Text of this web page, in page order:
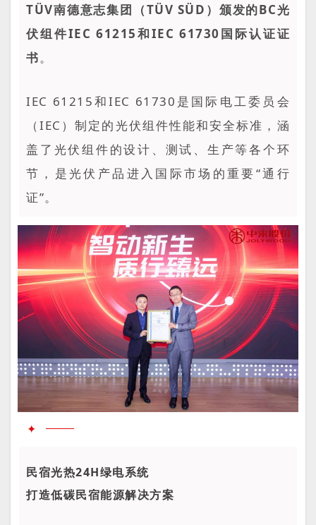
TÜV南德意志集团（TÜV SÜD）颁发的BC光
伏组件IEC 61215和IEC 61730国际认证证
书。
IEC 61215和IEC 61730是国际电工委员会
（IEC）制定的光伏组件性能和安全标准，涵
盖了光伏组件的设计、测试、生产等各个环
节，是光伏产品进入国际市场的重要“通行
证”。
✦
民宿光热24H绿电系统
打造低碳民宿能源解决方案